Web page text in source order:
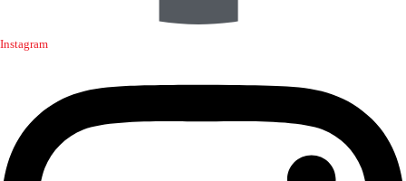
Instagram